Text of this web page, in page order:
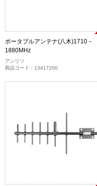
ポータブルアンテナ(八木)1710－
1880MHz
アンリツ
商品コード：13417200